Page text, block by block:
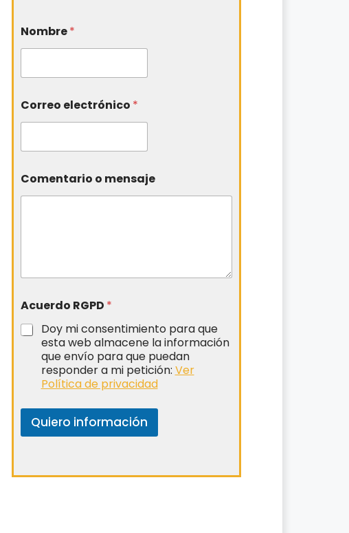
Nombre*
Correo electrónico *
Comentario o mensaje
Acuerdo RGPD *
Doy mi consentimiento para que
esta web almacene la información
que envío para que puedan
responder a mi petición: Ver
Política de privacidad
Quiero información